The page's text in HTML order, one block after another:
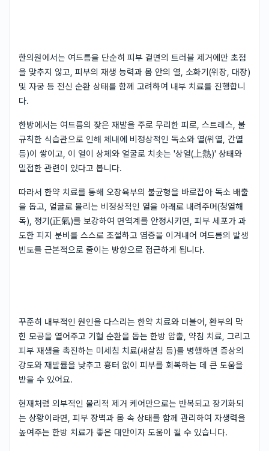
한의원에서는 여드름을 단순히 피부 겉면의 트러블 제거에만 초점
을 맞추지 않고, 피부의 재생 능력과 몸 안의 열, 소화기(위장, 대장)
및 자궁 등 전신 순환 상태를 함께 고려하여 내부 치료를 진행합니
다.
한방에서는 여드름의 잦은 재발을 주로 무리한 피로, 스트레스, 불
규칙한 식습관으로 인해 체내에 비정상적인 독소와 열(위열, 간열
등)이 쌓이고, 이 열이 상체와 얼굴로 치솟는 '상열(上熱)' 상태와
밀접한 관련이 있다고 봅니다.
따라서 한약 치료를 통해 오장육부의 불균형을 바로잡아 독소 배출
을 돕고, 얼굴로 몰리는 비정상적인 열을 아래로 내려주며(청열해
독), 정기(正氣)를 보강하여 면역계를 안정시키면, 피부 세포가 과
도한 피지 분비를 스스로 조절하고 염증을 이겨내어 여드름의 발생
빈도를 근본적으로 줄이는 방향으로 접근하게 됩니다.
꾸준히 내부적인 원인을 다스리는 한약 치료와 더불어, 환부의 막
힌 모공을 열어주고 기혈 순환을 돕는 한방 압출, 약침 치료, 그리고
피부 재생을 촉진하는 미세침 치료(새살침 등)를 병행하면 증상의
강도와 재발률을 낮추고 흉터 없이 피부를 회복하는 데 큰 도움을
받을 수 있어요.
현재처럼 외부적인 물리적 제거 케어만으로는 반복되고 장기화되
는 상황이라면, 피부 장벽과 몸 속 상태를 함께 관리하여 자생력을
높여주는 한방 치료가 좋은 대안이자 도움이 될 수 있습니다.